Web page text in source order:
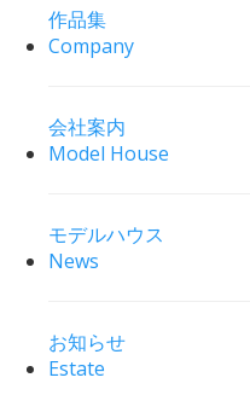
作品集
Company
会社案内
Model House
モデルハウス
News
お知らせ
Estate